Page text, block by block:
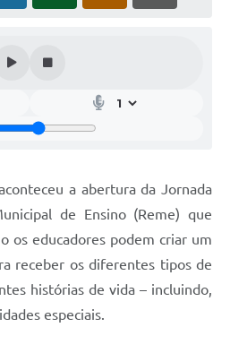
a abertura da Jornada
de Ensino (Reme) que
os educadores podem criar um
receber os diferentes tipos de
histórias de vida – incluindo,
especiais.